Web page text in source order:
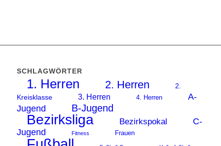
SCHLAGWÖRTER
1. Herren 2. Herren
2.
Kreisklasse
3. Herren 4. Herren
A-
Jugend
B-Jugend
Bezirksliga Bezirkspokal
C-
Jugend
Fitness Frauen